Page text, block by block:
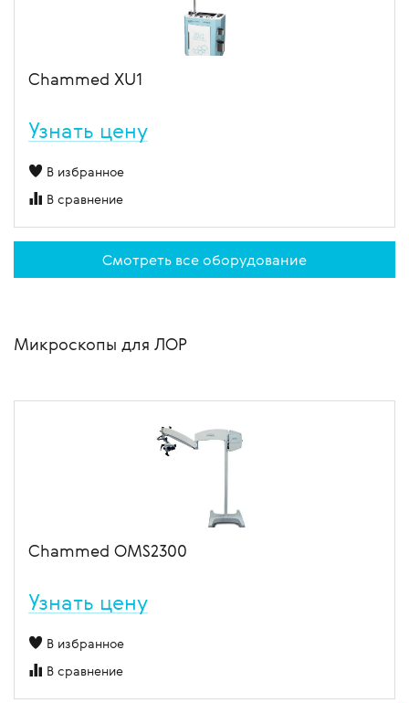
Chammed XU1
Узнать цену
В избранное
В сравнение
Смотреть все оборудование
Микроскопы для ЛОР
Chammed OMS2300
Узнать цену
В избранное
В сравнение